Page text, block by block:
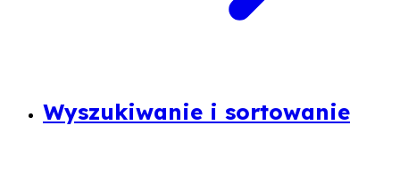
Wyszukiwanie i sortowanie